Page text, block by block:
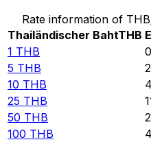
Rate information of
Thailändischer BahtTHB
1 THB
5 THB
10 THB
25 THB
50 THB
100 THB